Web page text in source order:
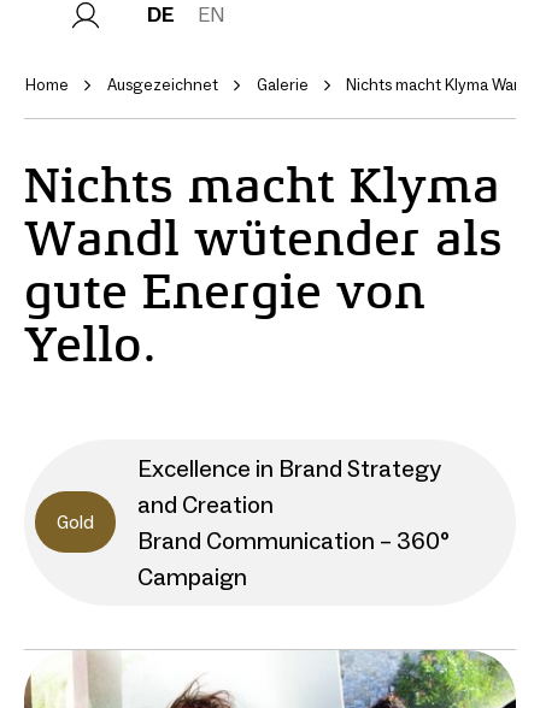
DE EN
Home Ausgezeichnet Galerie Nichts macht Klyma
Nichts macht Klyma
Wandl wütender als
gute Energie von
Yello.
Gold
Excellence in Brand Strategy
and Creation
Brand Communication – 360°
Campaign